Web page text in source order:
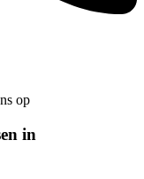
op
in